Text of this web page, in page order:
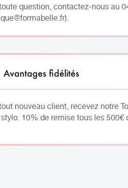
question, contactez-nous au
Avantages fidélités
nouveau client, recevez notre
10% de remise tous les 500€